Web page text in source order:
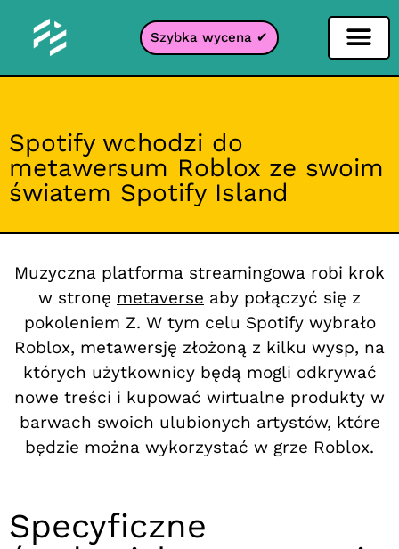
Szybka wycena ✔
Spotify wchodzi do
metawersum Roblox ze swoim
światem Spotify Island
Muzyczna platforma streamingowa robi krok
w stronę metaverse aby połączyć się z
pokoleniem Z. W tym celu Spotify wybrało
Roblox, metawersję złożoną z kilku wysp, na
których użytkownicy będą mogli odkrywać
nowe treści i kupować wirtualne produkty w
barwach swoich ulubionych artystów, które
będzie można wykorzystać w grze Roblox.
Specyficzne